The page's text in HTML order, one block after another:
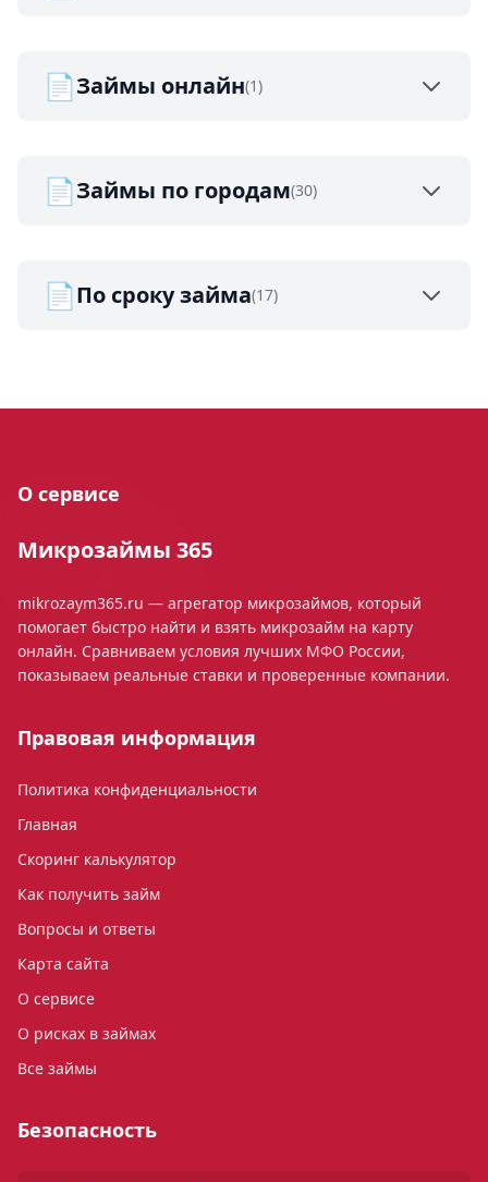
📄Займы онлайн(1)
📄Займы по городам(30)
📄По сроку займа(17)
О сервисе
Микрозаймы 365
mikrozaym365.ru — агрегатор микрозаймов, который
помогает быстро найти и взять микрозайм на карту
онлайн. Сравниваем условия лучших МФО России,
показываем реальные ставки и проверенные компании.
Правовая информация
Политика конфиденциальности
Главная
Скоринг калькулятор
Как получить займ
Вопросы и ответы
Карта сайта
О сервисе
О рисках в займах
Все займы
Безопасность